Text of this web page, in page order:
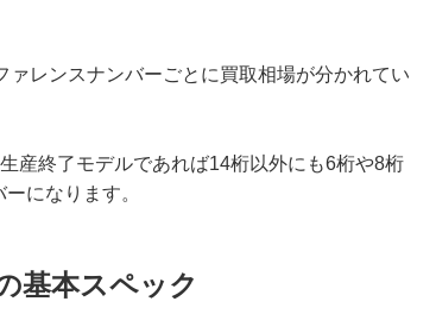
レンスナンバーごとに買取相場が分かれてい
産終了モデルであれば14桁以外にも6桁や8桁
になります。
基本スペック